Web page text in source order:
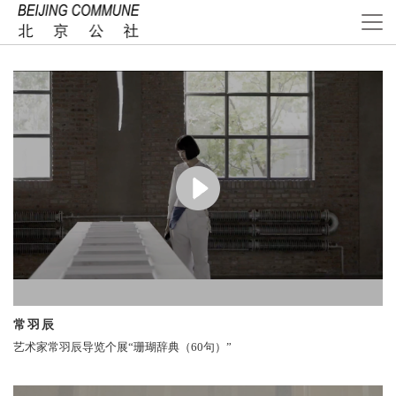
常羽辰
艺术家常羽辰导览个展“珊瑚辞典（60句）”